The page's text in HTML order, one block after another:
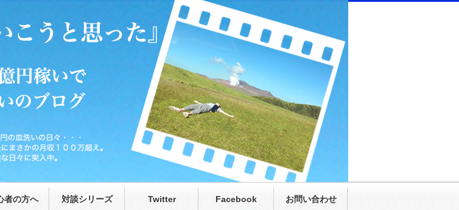
者の方へ 対談シリーズ Twitter Facebook お問い合わせ
つかむ思いで取り組んだネットビジネスで、4ヶ月後にまさかの月収100万超え。僕も呆然。家族も呆